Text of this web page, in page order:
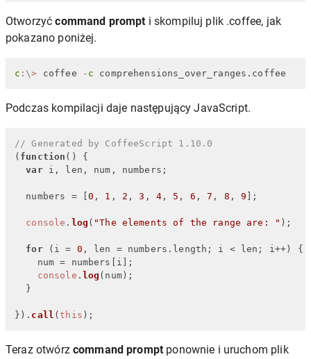
Otworzyćcommand prompt i skompiluj plik .coffee, jak
pokazano poniżej.
c : \> coffee - c comprehensions_over_ranges.coffee
Podczas kompilacji daje następujący JavaScript.
// Generated by CoffeeScript 1.10.0
( function ( ) {
var i, len, num, numbers;
  numbers = [
0 , 1 , 2 , 3 , 4, 5 , 6 , 7 , 8 , 9 ];
console . log ( "The elements of the range are: " );
for (i = 0 , len = numbers. length ; i < len; i++) {
    num = numbers[i];
console . log (num);
  }
}). call (this );
Teraz otwórz command prompt ponownie i uruchom plik